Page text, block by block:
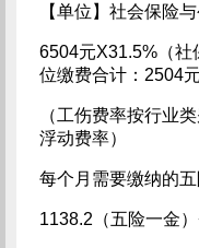
【单位】社会保险
6504元X31.5%（社
位缴费合计：2504元
（工伤费率按行业
浮动费率）
每个月需要缴纳的五
1138.2（五险一金